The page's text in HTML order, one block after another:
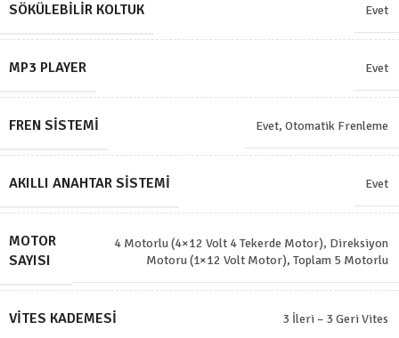
SÖKÜLEBILIR KOLTUK Evet
MP3 PLAYER Evet
FREN SISTEMI Evet, Otomatik Frenleme
AKILLI ANAHTAR SISTEMI Evet
MOTOR
SAYISI
4 Motorlu (4×12 Volt 4 Tekerde Motor), Direksiyon
Motoru (1×12 Volt Motor), Toplam 5 Motorlu
VITES KADEMESI 3 İleri – 3 Geri Vites